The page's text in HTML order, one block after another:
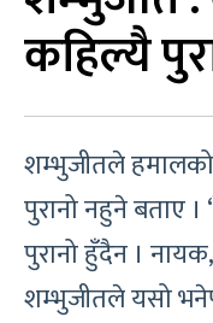
कहिल्यै
शम्भुजीतले
पुरानो नहुने बताए
पुरानो हुँदैन ।
शम्भुजीतले यसो